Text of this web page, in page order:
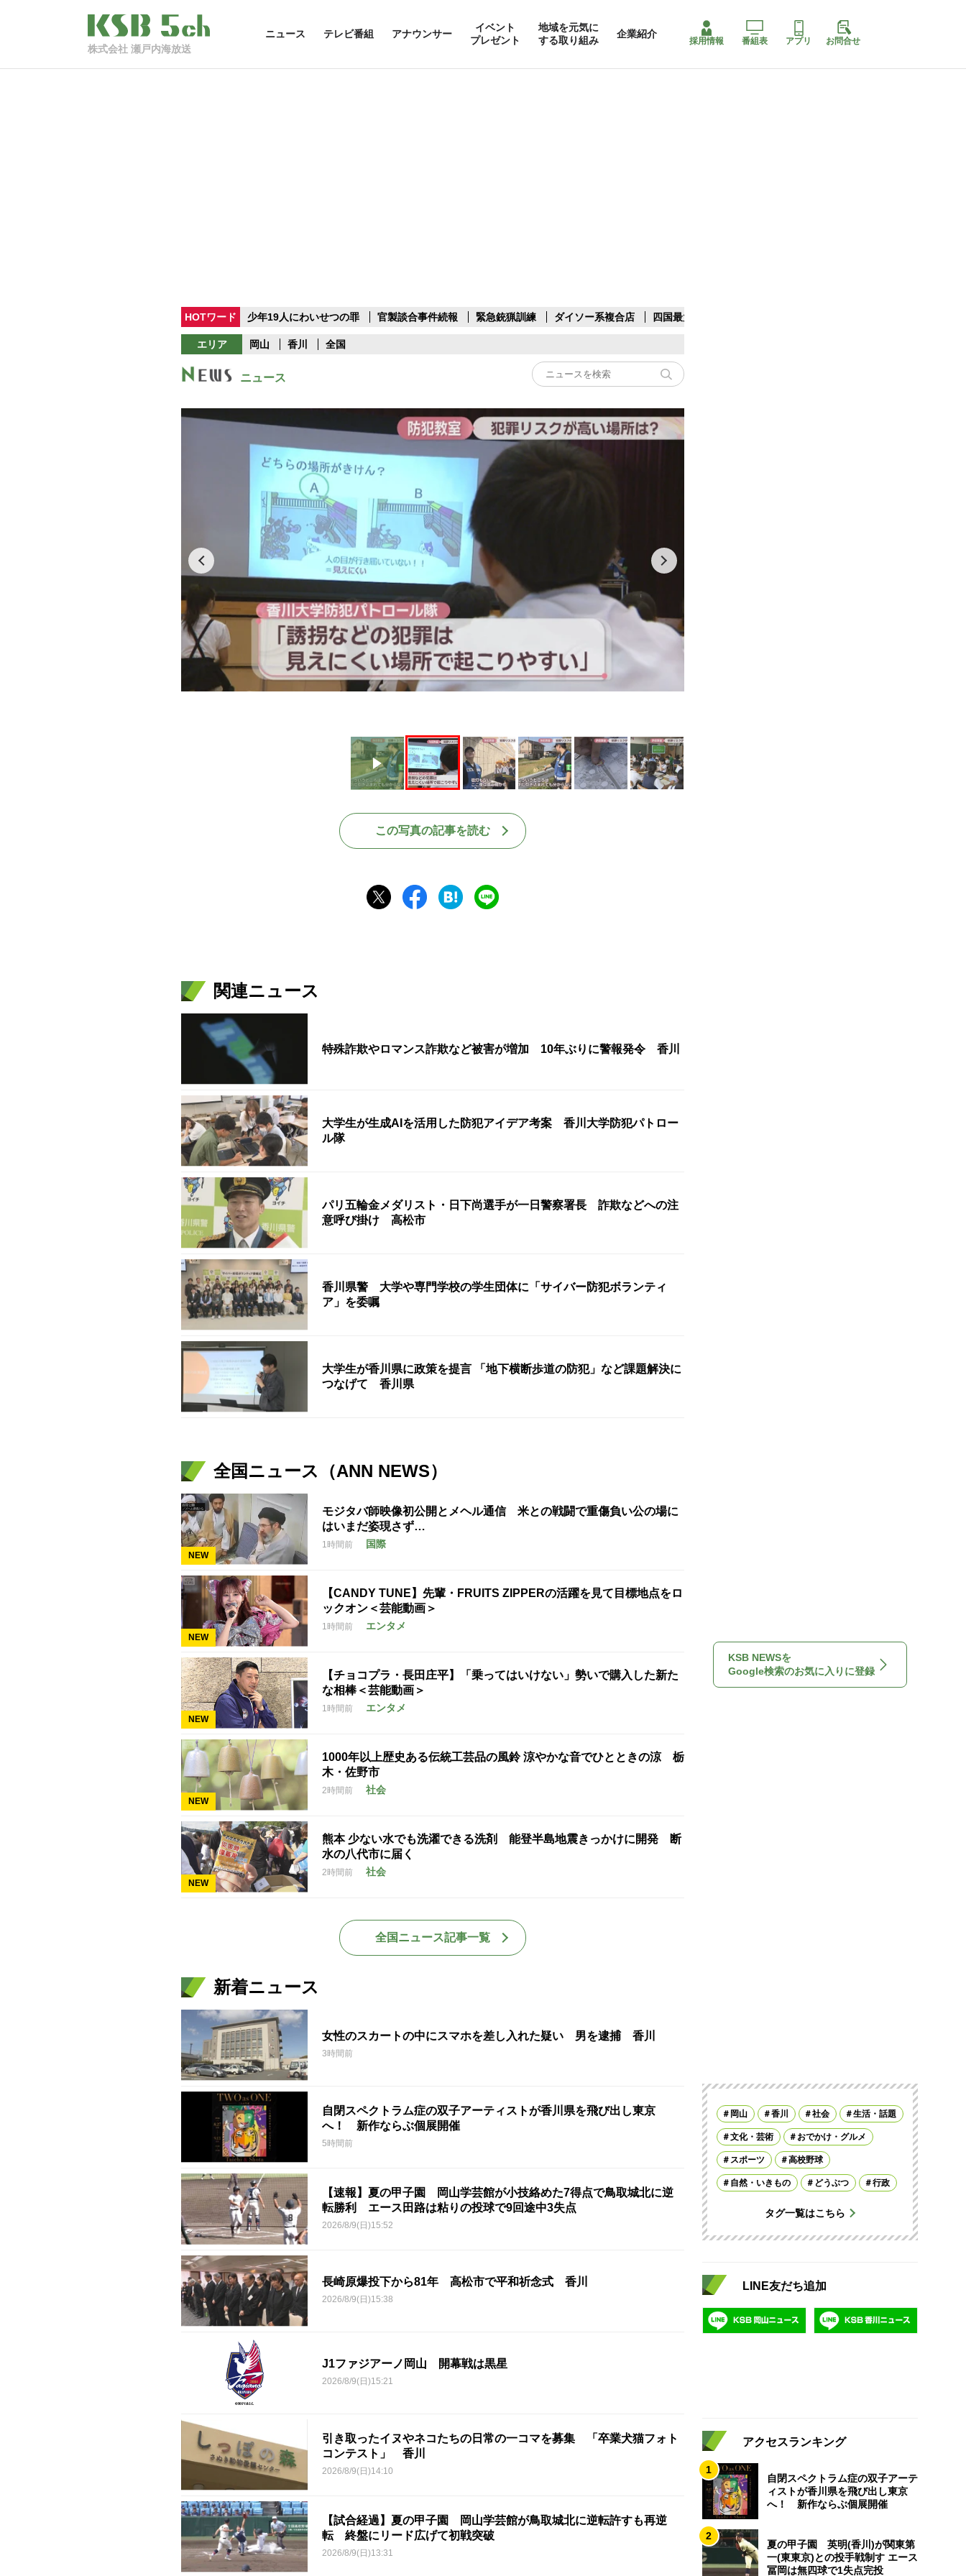
株式会社 瀬戸内海放送
ニュース テレビ番組 アナウンサー
イベント
プレゼント
地域を元気に
する取り組み
企業紹介
採用情報 番組表 アプリ お問合せ
HOTワード 少年19人にわいせつの罪 官製談合事件続報 緊急銃猟訓練 ダイソー系複合店 四国最大スリコ
エリア 岡山 香川 全国
ニュース
Play
この写真の記事を読む
関連ニュース
特殊詐欺やロマンス詐欺など被害が増加 10年ぶりに警報発令 香川
大学生が生成AIを活用した防犯アイデア考案 香川大学防犯パトロー
ル隊
パリ五輪金メダリスト・日下尚選手が一日警察署長 詐欺などへの注
意呼び掛け 高松市
香川県警 大学や専門学校の学生団体に「サイバー防犯ボランティ
ア」を委嘱
大学生が香川県に政策を提言 「地下横断歩道の防犯」など課題解決に
つなげて 香川県
全国ニュース（ANN NEWS）
NEW
モジタバ師映像初公開とメヘル通信 米との戦闘で重傷負い公の場に
はいまだ姿現さず…
1時間前 国際
NEW
【CANDY TUNE】先輩・FRUITS ZIPPERの活躍を見て目標地点をロ
ックオン＜芸能動画＞
1時間前 エンタメ
NEW
【チョコプラ・長田庄平】「乗ってはいけない」勢いで購入した新た
な相棒＜芸能動画＞
1時間前 エンタメ
NEW
1000年以上歴史ある伝統工芸品の風鈴 涼やかな音でひとときの涼 栃
木・佐野市
2時間前 社会
NEW
熊本 少ない水でも洗濯できる洗剤 能登半島地震きっかけに開発 断
水の八代市に届く
2時間前 社会
全国ニュース記事一覧
新着ニュース
女性のスカートの中にスマホを差し入れた疑い 男を逮捕 香川
3時間前
自閉スペクトラム症の双子アーティストが香川県を飛び出し東京
へ！ 新作ならぶ個展開催
5時間前
【速報】夏の甲子園 岡山学芸館が小技絡めた7得点で鳥取城北に逆
転勝利 エース田路は粘りの投球で9回途中3失点
2026/8/9(日)15:52
長崎原爆投下から81年 高松市で平和祈念式 香川
2026/8/9(日)15:38
J1ファジアーノ岡山 開幕戦は黒星
2026/8/9(日)15:21
引き取ったイヌやネコたちの日常の一コマを募集 「卒業犬猫フォト
コンテスト」 香川
2026/8/9(日)14:10
【試合経過】夏の甲子園 岡山学芸館が鳥取城北に逆転許すも再逆
転 終盤にリード広げて初戦突破
2026/8/9(日)13:31
KSB NEWSを
Google検索のお気に入りに登録
岡山 香川 社会 生活・話題
文化・芸術 おでかけ・グルメ
スポーツ 高校野球
自然・いきもの どうぶつ 行政
タグ一覧はこちら
LINE友だち追加
アクセスランキング
1
自閉スペクトラム症の双子アーテ
ィストが香川県を飛び出し東京
へ！ 新作ならぶ個展開催
2
夏の甲子園 英明(香川)が関東第
一(東東京)との投手戦制す エース
冨岡は無四球で1失点完投